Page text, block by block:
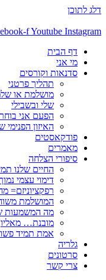
דלג לתוכן
fYoutube Instagram
דף הבית
מי אני
סדנאות וקורסים
תהליך פרטני
מושלמת או
שלי ובשבילי
הפעם אני
האיזון הפנימי
פודקאסטים
מאמרים
סיפורי הצלחה
החיים שלנו
דימוי עצמי
המושלמת
מה המשמעות
מובנת… מאליו
אמת תמיד
גלריה
סרטונים
צרי קשר